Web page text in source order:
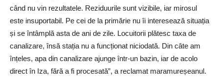
când nu vin rezultatele. Reziduurile sunt vizibile, iar mirosul
este insuportabil. Pe cei de la primărie nu îi interesează situația
și se întâmplă asta de ani de zile. Locuitorii plătesc taxa de
canalizare, însă stația nu a funcționat niciodată. Din câte am
înțeles, apa din canalizare ajunge într-un bazin, iar de acolo
direct în Iza, fără a fi procesată”, a reclamat maramureșeanul.